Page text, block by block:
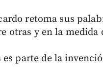
retoma sus
otras y en la medida
parte de la